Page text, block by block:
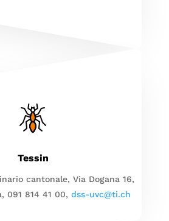
Tessin
cantonale, Via Dogana 16,
091 814 41 00, dss-uvc@ti.ch